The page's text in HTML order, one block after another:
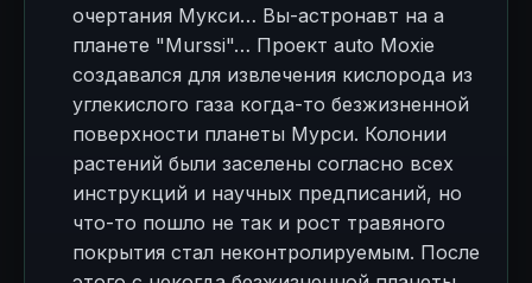
очертания Мукси… Вы-астронавт на а
планете "Murssi"… Проект auto Moxie
создавался для извлечения кислорода из
углекислого газа когда-то безжизненной
поверхности планеты Мурси. Колонии
растений были заселены согласно всех
инструкций и научных предписаний, но
что-то пошло не так и рост травяного
покрытия стал неконтролируемым. После